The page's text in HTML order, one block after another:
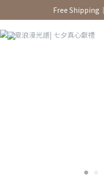
新註冊會
Free Shipping
新註冊會員